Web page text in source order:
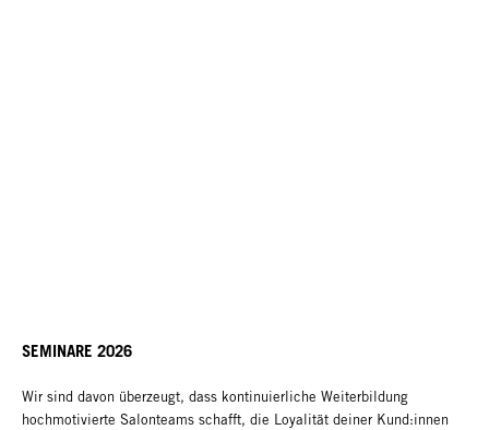
SEMINARE 2026
Wir sind davon überzeugt, dass kontinuierliche Weiterbildung
hochmotivierte Salonteams schafft, die Loyalität deiner Kund:innen